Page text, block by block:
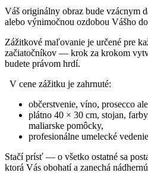
Váš originálny obraz bude vzácnym
alebo výnimočnou ozdobou Vášho
Zážitkové maľovanie je určené pre
začiatočníkov — krok za krokom
budete právom hrdí.
V cene zážitku je zahrnuté:
občerstvenie, víno, prosecco
plátno 40 × 30 cm, stojan,
maliarske pomôcky,
profesionálne umelecké
Stačí prísť — o všetko ostatné sa
ktorá Vás obohatí a zanechá